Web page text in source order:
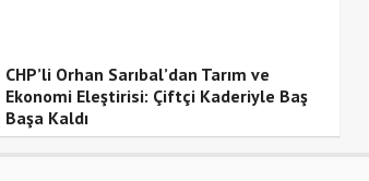
CHP’li Orhan Sarıbal’dan Tarım ve
Ekonomi Eleştirisi: Çiftçi Kaderiyle Baş
Başa Kaldı